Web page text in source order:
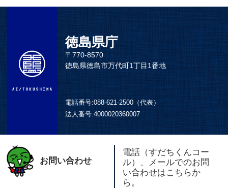
徳島県庁
〒770-8570
徳島県徳島市万代町1丁目1番地
電話番号:088-621-2500（代表）
法人番号:4000020360007
お問い合わせ
電話（すだちくんコー
ル）、メールでのお問
い合わせはこちらか
ら。